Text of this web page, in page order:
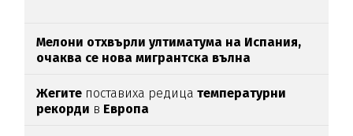
Мелони отхвърли ултиматума на Испания,
очаква се нова мигрантска вълна
Жегите поставиха редицатемпературни
рекорди в Европа